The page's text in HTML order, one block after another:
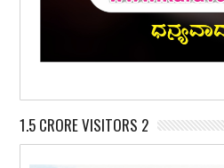
1.5 CRORE VISITORS 2